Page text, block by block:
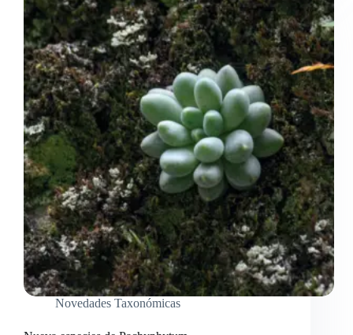
Novedades Taxonómicas